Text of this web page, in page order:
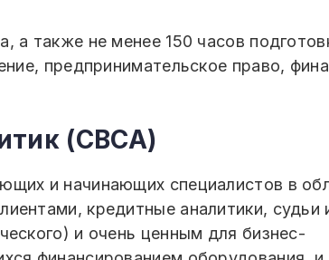
а также не менее 150 часов
предпринимательское право,
(CBCA)
и начинающих специалистов в
кредитные аналитики, судьи
и очень ценным для бизнес-